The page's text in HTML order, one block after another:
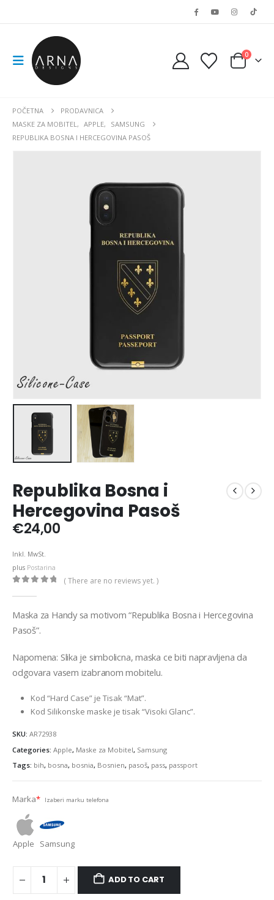
0
POČETNA
PRODAVNICA
MASKE ZA MOBITEL, APPLE,
SAMSUNG
REPUBLIKA BOSNA I HERCEGOVINA PASOŠ
Republika Bosna i
Hercegovina Pasoš
€24,00
Inkl. MwSt.
plus Postarina
( There are no reviews yet. )
Maska za Handy sa motivom “Republika Bosna i Hercegovina
Pasoš”.
Napomena: Slika je simbolicna, maska ce biti napravljena da
odgovara vasem izabranom mobitelu.
Kod “Hard Case” je Tisak “Mat”.
Kod Silikonske maske je tisak “Visoki Glanc”.
SKU: AR72938
Categories: Apple, Maske za Mobitel, Samsung
Tags: bih, bosna, bosnia, Bosnien, pasoš, pass, passport
Marka* Izaberi marku telefona
Apple Samsung
ADD TO CART